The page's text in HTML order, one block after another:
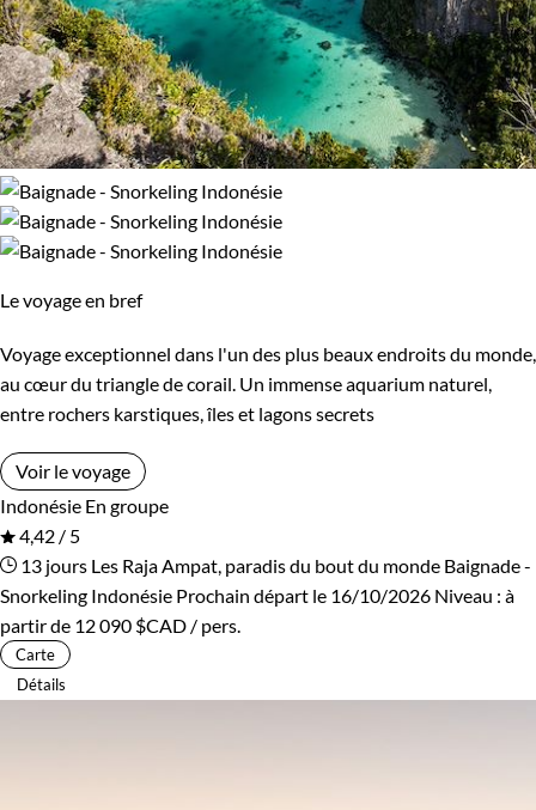
Le voyage en bref
Voyage exceptionnel dans l'un des plus beaux endroits du monde,
au cœur du triangle de corail. Un immense aquarium naturel,
entre rochers karstiques, îles et lagons secrets
Voir le voyage
Indonésie En groupe
4,42 / 5
13 jours Les Raja Ampat, paradis du bout du monde Baignade -
Snorkeling Indonésie Prochain départ le 16/10/2026 Niveau : à
partir de 12 090 $CAD / pers.
Carte
Détails